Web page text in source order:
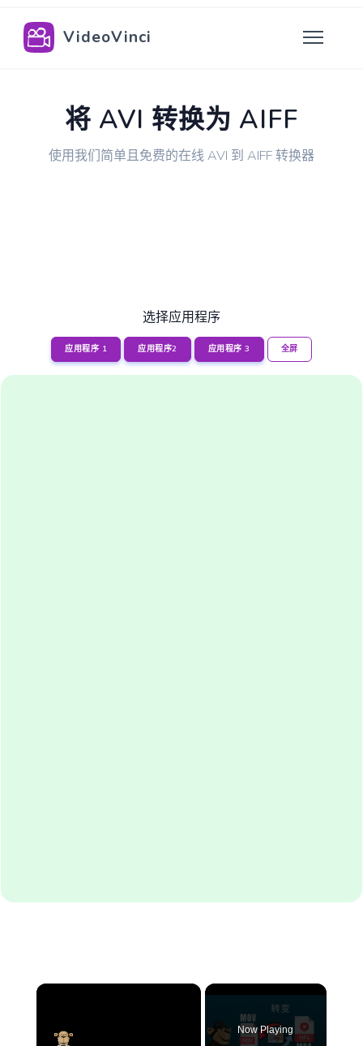
VideoVinci
将 AVI 转换为 AIFF
使用我们简单且免费的在线 AVI 到 AIFF 转换器
选择应用程序
应用程序 1 应用程序2 应用程序 3 全屏
×
Now Playing